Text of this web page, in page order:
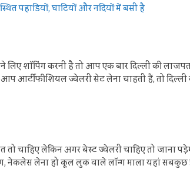
पहाडियों, घाटियों और नदियों में बसी है
शॉपिंग करनी है तो आप एक बार दिल्‍ली की
आर्टीफीशियल ज्‍वेलरी सेट लेना चाहती हैं, तो
चाहिए लेकिन अगर बेस्ट ज्वेलरी चाहिए तो जाना
नेकलेस लेना हो कूल लुक वाले लॉन्ग माला यहां सबकुछ